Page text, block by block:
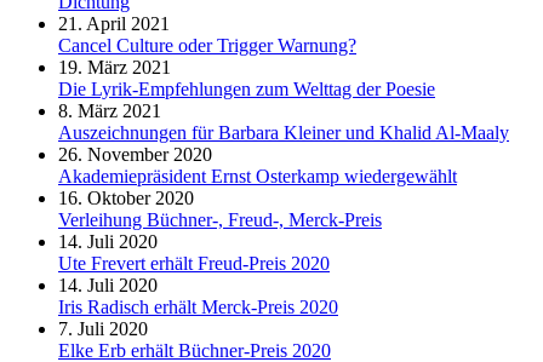
21. April 2021
Cancel Culture oder Trigger Warnung?
19. März 2021
Die Lyrik-Empfehlungen zum Welttag der Poesie
8. März 2021
Auszeichnungen für Barbara Kleiner und Khalid Al-Maaly
26. November 2020
Akademiepräsident Ernst Osterkamp wiedergewählt
16. Oktober 2020
Verleihung Büchner-, Freud-, Merck-Preis
14. Juli 2020
Ute Frevert erhält Freud-Preis 2020
14. Juli 2020
Iris Radisch erhält Merck-Preis 2020
7. Juli 2020
Elke Erb erhält Büchner-Preis 2020